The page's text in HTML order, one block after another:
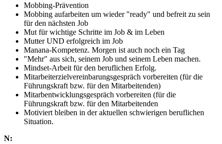
Mobbing-Prävention
Mobbing aufarbeiten um wieder "ready" und befreit zu sein
für den nächsten Job
Mut für wichtige Schritte im Job & im Leben
Mutter UND erfolgreich im Job
Manana-Kompetenz. Morgen ist auch noch ein Tag
"Mehr" aus sich, seinem Job und seinem Leben machen.
Mindset-Arbeit für den beruflichen Erfolg.
Mitarbeiterzielvereinbarungsgespräch vorbereiten (für die
Führungskraft bzw. für den Mitarbeitenden)
Mitarbentwicklungsgespräch vorbereiten (für die
Führungskraft bzw. für den Mitarbeitenden
Motiviert bleiben in der aktuellen schwierigen beruflichen
Situation.
N: